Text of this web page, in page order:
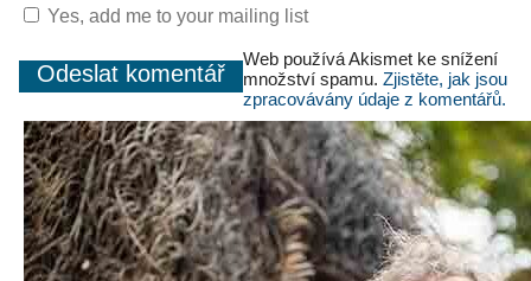
Yes, add me to your mailing list
Web používá Akismet ke snížení
množství spamu. Zjistěte, jak jsou
zpracovávány údaje z komentářů.